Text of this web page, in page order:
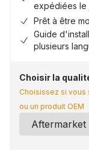
expédiées le
Prêt à être
Guide
plusieurs
Choisir la
Choisissez si vous
ou un produit OEM